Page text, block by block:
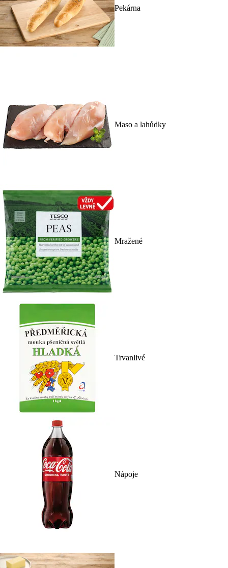
Pekárna
Maso a lahůdky
Mražené
Trvanlivé
Nápoje